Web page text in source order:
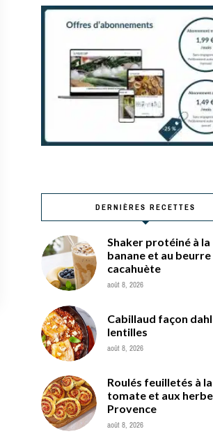
DERNIÈRES RECETTES
Shaker protéiné à la
banane et au beurre
cacahuète
août 8, 2026
Cabillaud façon
lentilles
août 8, 2026
Roulés feuilletés à la
tomate et aux
Provence
août 8, 2026